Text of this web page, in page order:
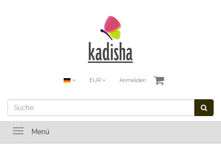
EUR Anmelden
ToggleMenü